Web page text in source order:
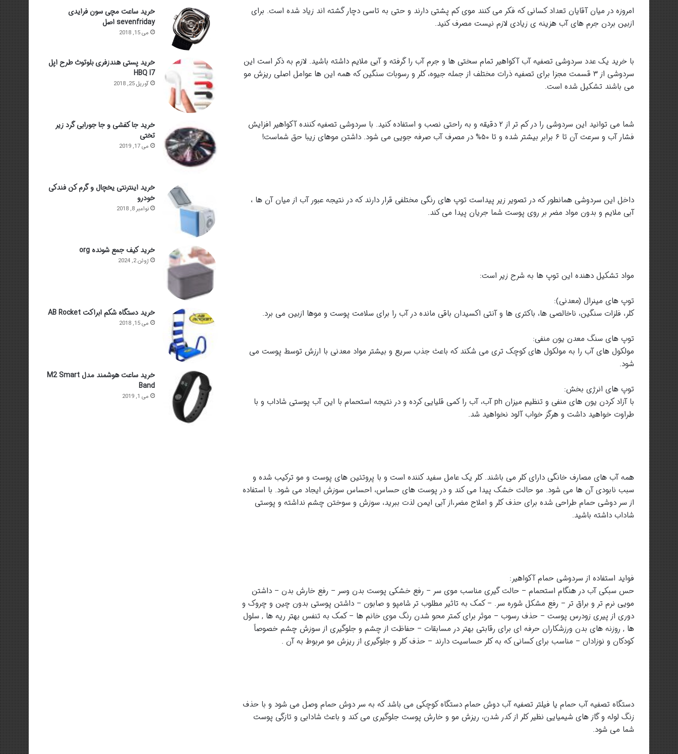
امروزه در میان آقایان تعداد کسانی که فکر می کنند موی کم پشتی دارند و حتی به تاسی دچار گشته اند زیاد شده است. برای
ازبین بردن جرم های آب هزینه ی زیادی لازم نیست مصرف کنید.
با خرید یک عدد سردوشی تصفیه آب آکواهیر تمام سختی ها و جرم آب را گرفته و آبی ملایم داشته باشید. لازم به ذکر است این
سردوشی از ۳ قسمت مجزا برای تصفیه ذرات مختلف از جمله جیوه، کلر و رسوبات سنگین که همه این ها عوامل اصلی ریزش مو
می باشند تشکیل شده است.
شما می توانید این سردوشی را در کم تر از ۲ دقیقه و به راحتی نصب و استفاده کنید. با سردوشی تصفیه کننده آکواهیر افزایش
فشار آب و سرعت آن تا ۶ برابر بیشتر شده و تا ۵۰% در مصرف آب صرفه جویی می شود. داشتن موهای زیبا حق شماست!
داخل این سردوشی همانطور که در تصویر زیر پیداست توپ های رنگی مختلفی قرار دارند که در نتیجه عبور آب از میان آن ها ،
آبی ملایم و بدون مواد مضر بر روی پوست شما جریان پیدا می کند.
مواد تشکیل دهنده این توپ ها به شرح زیر است:
توپ های مینرال (معدنی):
کلر، فلزات سنگین، ناخالصی ها، باکتری ها و آنتی اکسیدان باقی مانده در آب را برای سلامت پوست و موها ازبین می برد.
توپ های سنگ معدن یون منفی:
مولکول های آب را به مولکول های کوچک تری می شکند که باعث جذب سریع و بیشتر مواد معدنی با ارزش توسط پوست می
شود.
توپ های انرژی بخش:
با آزاد کردن یون های منفی و تنظیم میزان ph آب، آب را کمی قلیایی کرده و در نتیجه استحمام با این آب پوستی شاداب و با
طراوت خواهید داشت و هرگز خواب آلود نخواهید شد.
همه آب های مصارف خانگی دارای کلر می باشند. کلر یک عامل سفید کننده است و با پروتئین های پوست و مو ترکیب شده و
سبب نابودی آن ها می شود. مو حالت خشک پیدا می کند و در پوست های حساس، احساس سوزش ایجاد می شود. با استفاده
از سر دوشی حمام طراحی شده برای حذف کلر و املاح مضر،از آبی ایمن لذت ببرید، سوزش و سوختن چشم نداشته و پوستی
شاداب داشته باشید.
فواید استفاده از سردوشی حمام آکواهیر:
حس سبکی آب در هنگام استحمام – حالت گیری مناسب موی سر – رفع خشکی پوست بدن وسر – رفع خارش بدن – داشتن
مویی نرم تر و براق تر – رفع مشکل شوره سر. – کمک به تاثیر مطلوب تر شامپو و صابون – داشتن پوستی بدون چین و چروک و
دوری از پیری زودرس پوست – حذف رسوب – موثر برای کمتر محو شدن رنگ موی خانم ها – کمک به تنفس بهتر ریه ها , سلول
ها , روزنه های بدن ورزشکاران حرفه ای برای رقابتی بهتر در مسابقات – حفاظت از چشم و جلوگیری از سوزش چشم خصوصاً
کودکان و نوزادان – مناسب برای کسانی که به کلر حساسیت دارند – حذف کلر و جلوگیری از ریزش مو مربوط به آن .
دستگاه تصفیه آب حمام یا فیلتر تصفیه آب دوش حمام دستگاه کوچکی می باشد که به سر دوش حمام وصل می شود و با حذف
زنگ لوله و گاز های شیمیایی نظیر کلر از کدر شدن، ریزش مو و خارش پوست جلوگیری می کند و باعث شادابی و تازگی پوست
شما می شود.
خرید ساعت مچی سون فرایدی
sevenfriday اصل
می 15, 2018
خرید پستی هندزفری بلوتوث طرح اپل
HBQ I7
آوریل 25, 2018
خرید جا کفشی و جا جورابی گرد زیر
تختی
می 17, 2019
خرید اینترنتی یخچال و گرم کن فندکی
خودرو
نوامبر 8, 2018
خرید کیف جمع شونده org
ژوئن 2, 2024
خرید دستگاه شکم ابراکت AB Rocket
می 15, 2018
خرید ساعت هوشمند مدل M2 Smart
Band
می 1, 2019